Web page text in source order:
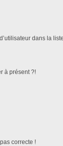
dans la
à présent ?!
correcte !